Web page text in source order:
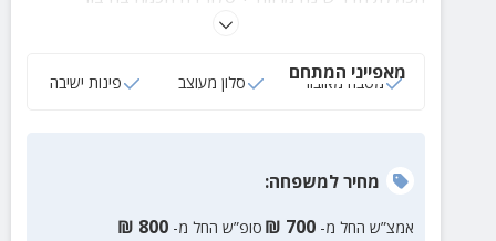
לנטפליקס, סלון מעוצב + פינות ישיבה, חדר רחצה,
ובילויים.
מאפייני המתחם
מטבח מאובזר סלון מעוצב פינות ישיבה
מחירלמשפחה:
אמצ”ש החל מ- 700
₪ סופ”ש החל מ- 800
₪